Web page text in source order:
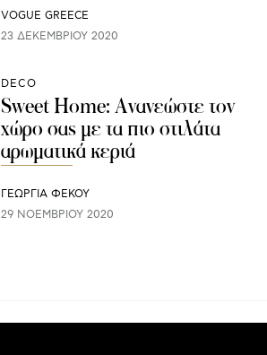
VOGUE GREECE
23 ΔΕΚΕΜΒΡΊΟΥ 2020
DECO
Sweet Home: Aνανεώστε τον
χώρο σας με τα πιο στιλάτα
αρωματικά κεριά
ΓΕΩΡΓΙΑ ΦΕΚΟΥ
29 ΝΟΕΜΒΡΊΟΥ 2020